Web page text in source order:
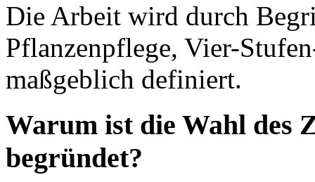
Die Arbeit wird durch
Pflanzenpflege, Vier-
maßgeblich definiert.
Warum ist die Wahl des
begründet?